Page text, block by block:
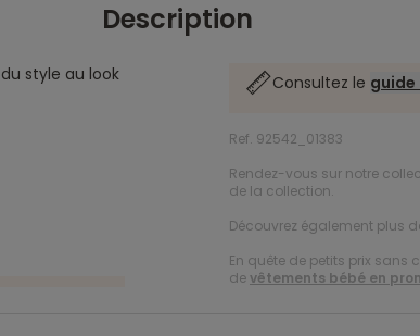
Description
style au look
Consultez le guide
Ref. 92542_01383
Rendez-vous sur notre
de la collection.
Découvrez également plus
En quête de petits prix sans
devêtements bébé en